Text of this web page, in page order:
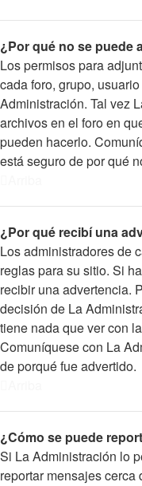
¿Por qué no se puede
Los permisos para
cada foro, grupo,
Administración. Tal vez
archivos en el foro en
pueden hacerlo.
está seguro de por qué
¿Por qué recibí una
Los administradores de
reglas para su sitio. Si
recibir una advertencia.
decisión de La
tiene nada que ver con
Comuníquese con La
de porqué fue advertido.
¿Cómo se puede
Si La Administración lo
reportar mensajes